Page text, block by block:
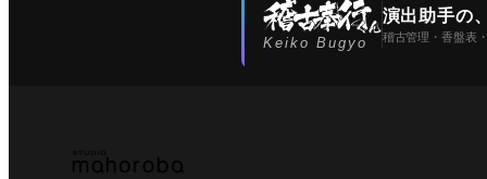
Keiko Bugyo
演出助手の、
稽古管理・香盤表